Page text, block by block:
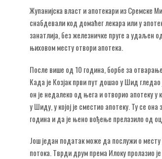
Жупанијска власт и апотекари из Сремске
снабдевали код домаћег лекара или у
занатлија, без железничке пруге а
њиховом месту отвори апотека.
После више од 10 година, борбе за отварање
Када је Козјак први пут дошао у Шид
он је недалеко од њега и отворио апотеку у
у Шиду, у којој је сместио апотеку. Ту се
година и да је њено вођење прелазило од
Још један податак може да послужи о
потока. Тврди друм према Илоку пролазио